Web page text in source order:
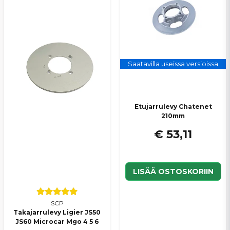
SCP
Takajarrulevy Ligier JS50
JS60 Microcar Mgo 4 5 6
Saatavilla useissa versioissa
Etujarrulevy Chatenet
210mm
€ 53,11
LISÄÄ OSTOSKORIIN
Lähetä kysymys